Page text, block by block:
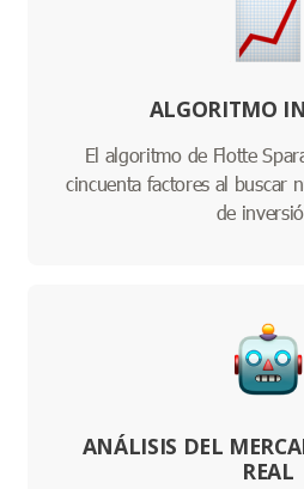
ALGORITMO
El algoritmo de Flotte
cincuenta factores al buscar
de
ANÁLISIS DEL
REAL